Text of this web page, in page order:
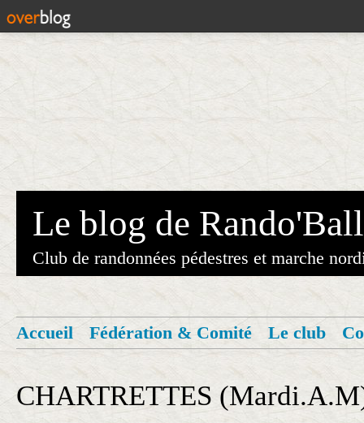
Le blog de Rando'Ball
Club de randonnées pédestres et marche
Accueil Fédération & Comité Le club
CHARTRETTES